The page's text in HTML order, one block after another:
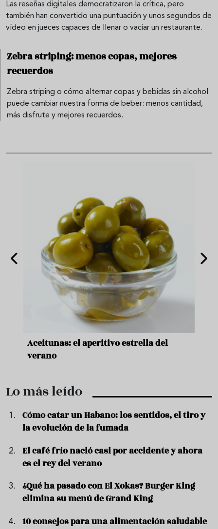
Las reseñas digitales democratizaron la crítica, pero
también han convertido una puntuación y unos segundos de
vídeo en jueces capaces de llenar o vaciar un restaurante.
Zebra striping: menos copas, mejores
recuerdos
Zebra striping o cómo alternar copas y bebidas sin alcohol
puede cambiar nuestra forma de beber: menos cantidad,
más disfrute y mejores recuerdos.
Aceitunas: el aperitivo estrella del
verano
Lo más leído
Cómo catar un Habano: los sentidos, el tiro y
la evolución de la fumada
El café frío nació casi por accidente y ahora
es el rey del verano
¿Qué ha pasado con El Xokas? Burger King
elimina su menú de Grand King
10 consejos para una alimentación saludable